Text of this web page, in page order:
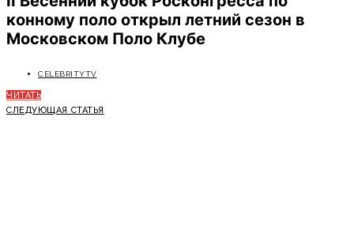
конному поло открыл летний сезон в
Московском Поло Клубе
CELEBRITYTV
ЧИТАТЬ
СЛЕДУЮЩАЯ СТАТЬЯ